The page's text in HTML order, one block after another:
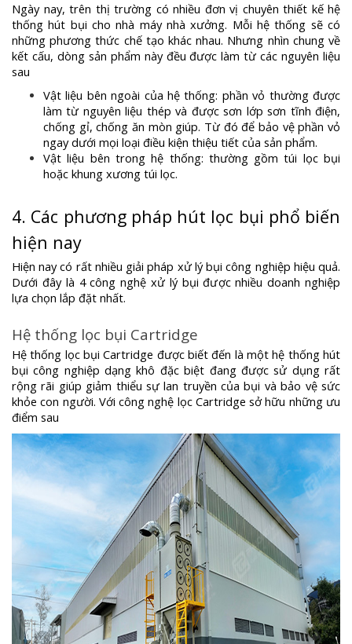
Ngày nay, trên thị trường có nhiều đơn vị chuyên thiết kế hệ
thống hút bụi cho nhà máy nhà xưởng. Mỗi hệ thống sẽ có
những phương thức chế tạo khác nhau. Nhưng nhìn chung về
kết cấu, dòng sản phẩm này đều được làm từ các nguyên liệu
sau
Vật liệu bên ngoài của hệ thống: phần vỏ thường được
làm từ nguyên liệu thép và được sơn lớp sơn tĩnh điện,
chống gỉ, chống ăn mòn giúp. Từ đó để bảo vệ phần vỏ
ngay dưới mọi loại điều kiện thiệu tiết của sản phẩm.
Vật liệu bên trong hệ thống: thường gồm túi lọc bụi
hoặc khung xương túi lọc.
4. Các phương pháp hút lọc bụi phổ biến
hiện nay
Hiện nay có rất nhiều giải pháp xử lý bụi công nghiệp hiệu quả.
Dưới đây là 4 công nghệ xử lý bụi được nhiều doanh nghiệp
lựa chọn lắp đặt nhất.
Hệ thống lọc bụi Cartridge
Hệ thống lọc bụi Cartridge được biết đến là một hệ thống hút
bụi công nghiệp dạng khô đặc biệt đang được sử dụng rất
rộng rãi giúp giảm thiểu sự lan truyền của bụi và bảo vệ sức
khỏe con người. Với công nghệ lọc Cartridge sở hữu những ưu
điểm sau